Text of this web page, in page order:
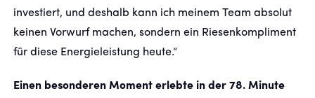
investiert, und deshalb kann ich meinem Team absolut
keinen Vorwurf machen, sondern ein Riesenkompliment
für diese Energieleistung heute.“
Einen besonderen Moment erlebte in der 78. Minute